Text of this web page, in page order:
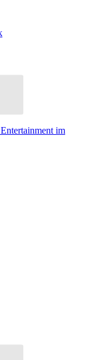
im